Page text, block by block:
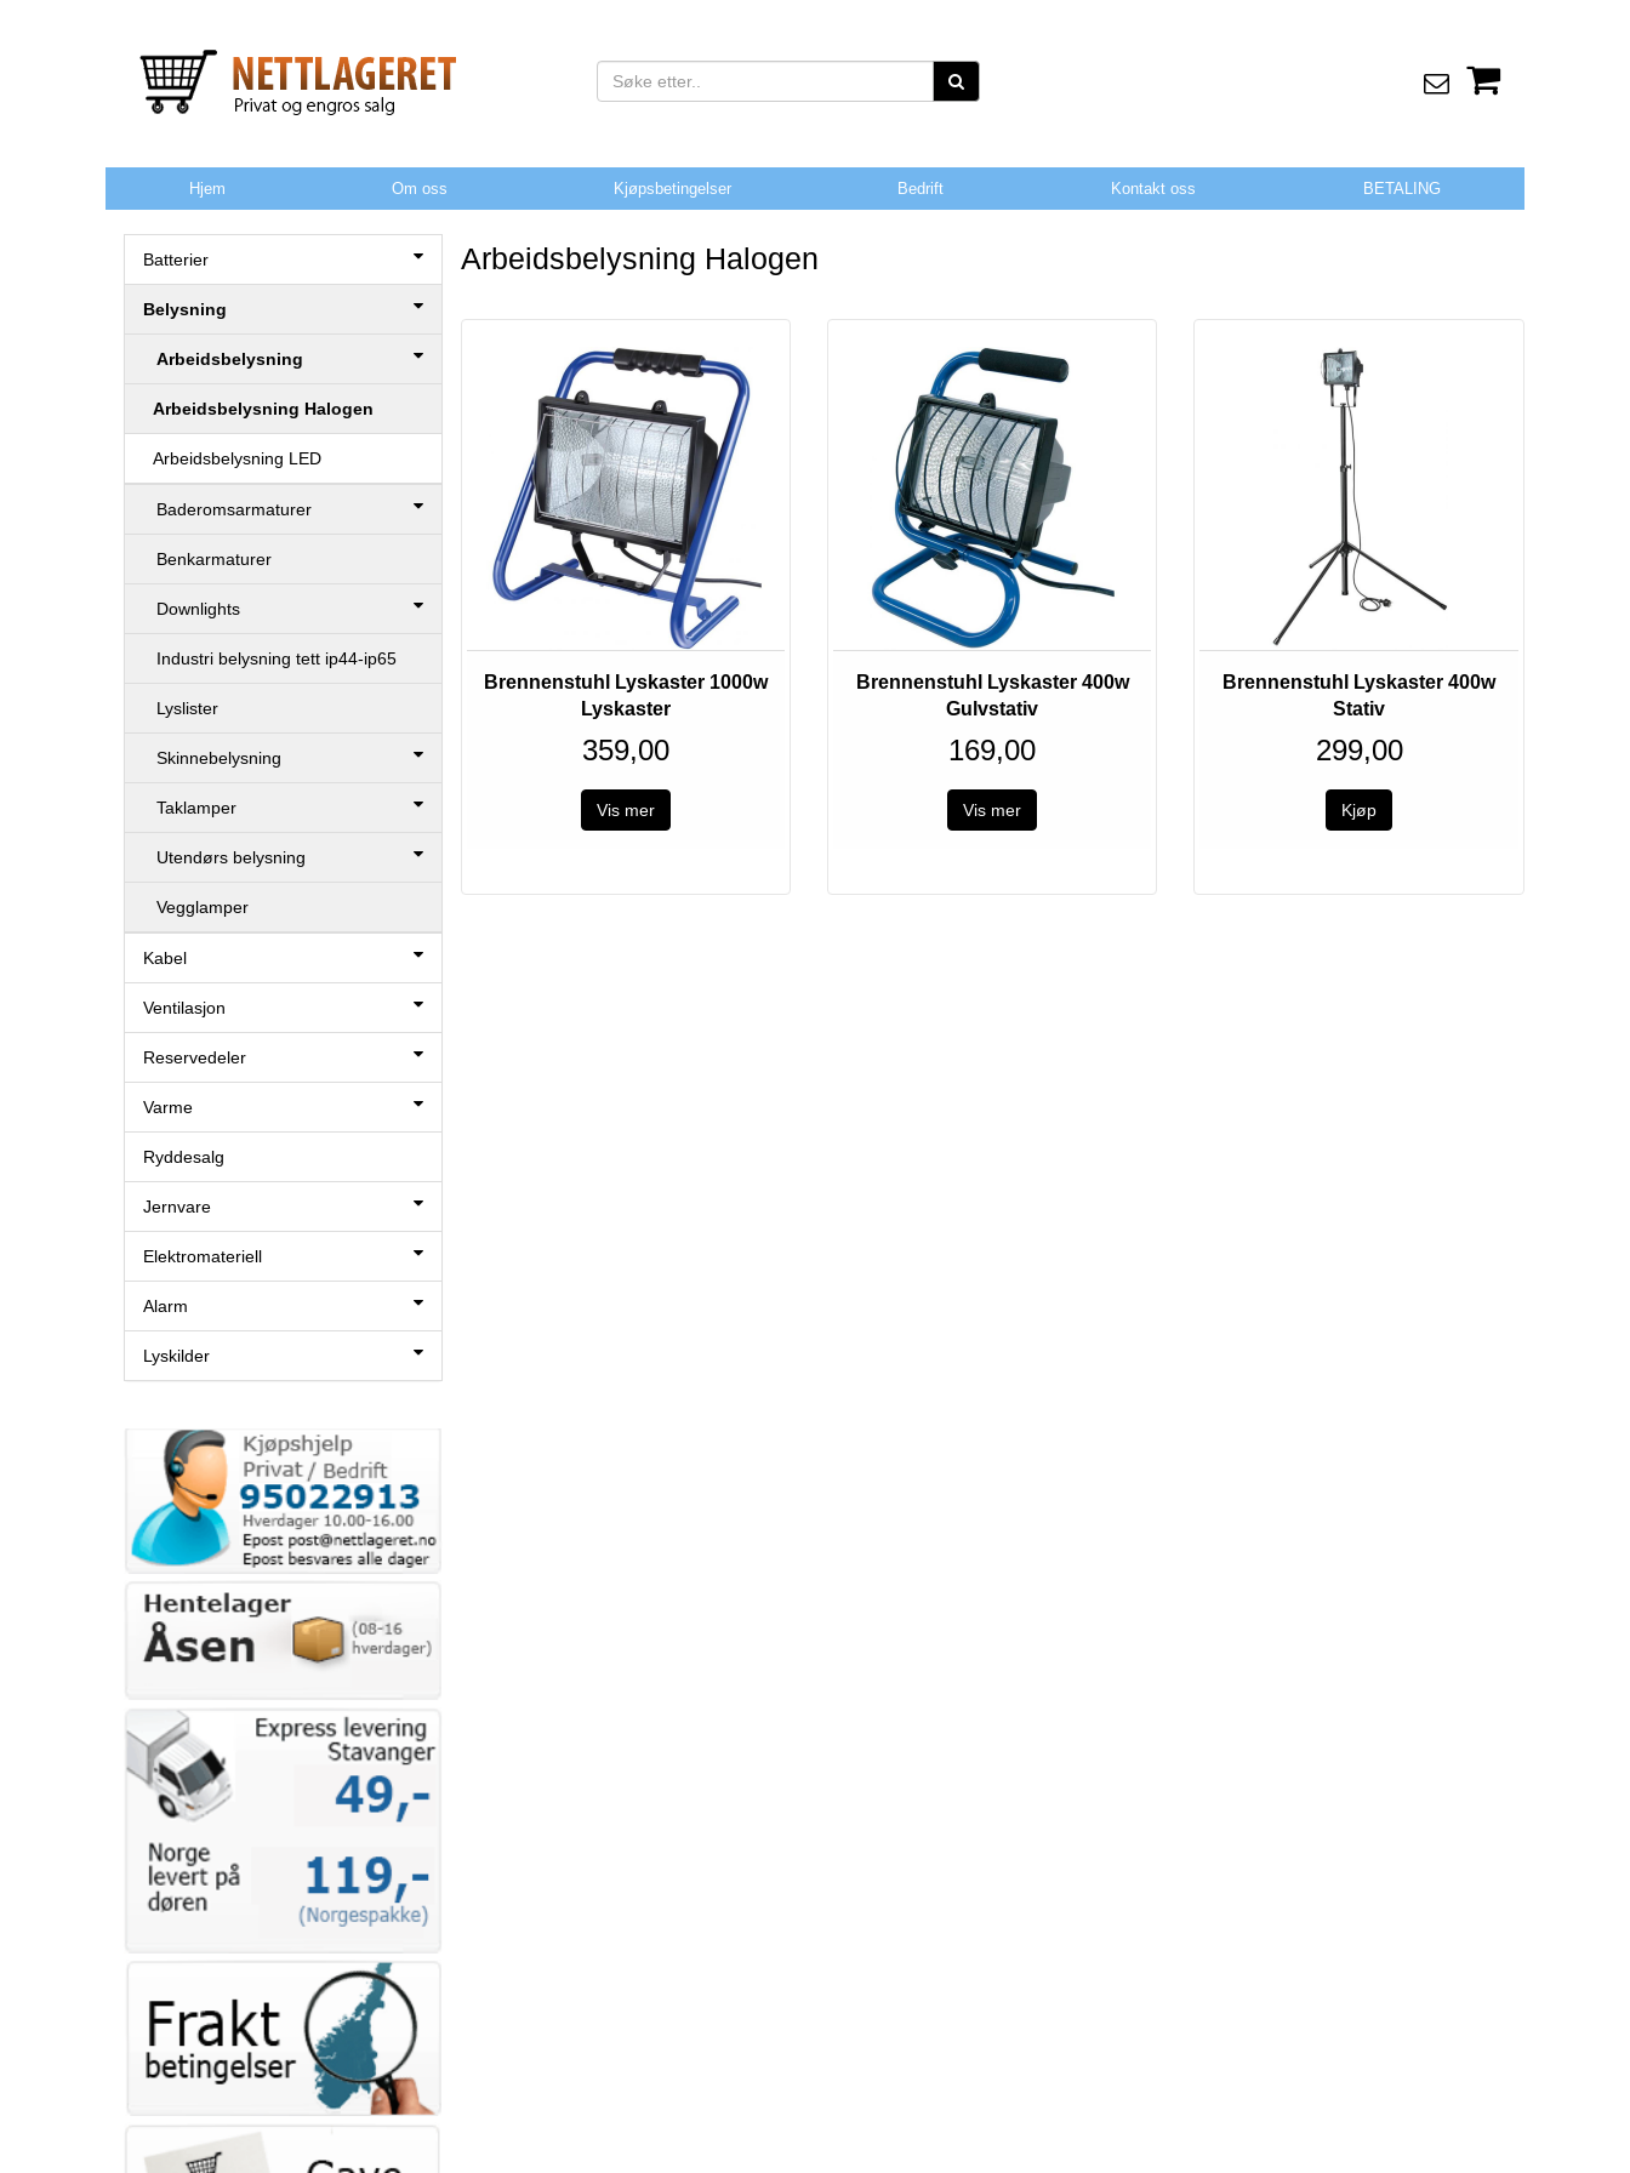
Hjem Om oss Kjøpsbetingelser Bedrift Kontakt oss BETALING
Batterier
Belysning
Arbeidsbelysning
Arbeidsbelysning Halogen
Arbeidsbelysning LED
Baderomsarmaturer
Benkarmaturer
Downlights
Industri belysning tett ip44-ip65
Lyslister
Skinnebelysning
Taklamper
Utendørs belysning
Vegglamper
Kabel
Ventilasjon
Reservedeler
Varme
Ryddesalg
Jernvare
Elektromateriell
Alarm
Lyskilder
Arbeidsbelysning Halogen
Brennenstuhl Lyskaster 1000w
Lyskaster
359,00
Vis mer
Utsolgt
Brennenstuhl Lyskaster 400w
Gulvstativ
169,00
Vis mer
Brennenstuhl Lyskaster 400w
Stativ
299,00